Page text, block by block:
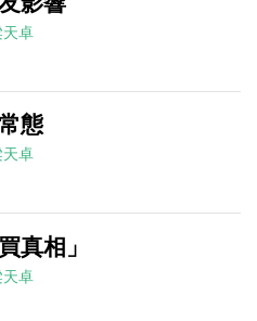
天卓
態
天卓
真相」
天卓